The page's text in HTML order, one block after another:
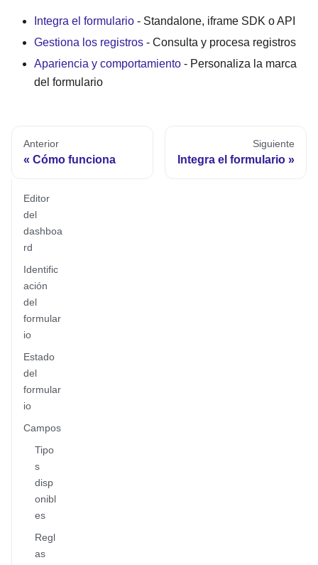
Integra el formulario - Standalone, iframe SDK o API
Gestiona los registros - Consulta y procesa registros
Apariencia y comportamiento - Personaliza la marca
del formulario
Anterior
Cómo funciona
Siguiente
Integra el formulario
Editor
del
dashboa
rd
Identific
ación
del
formular
io
Estado
del
formular
io
Campos
Tipo
s
disp
onibl
es
Regl
as